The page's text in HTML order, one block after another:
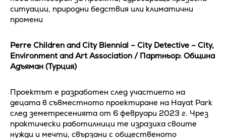
ситуации, природни бедствия или климатични
промени
Perre Children and City Biennial – City Detective – City,
Environment and Art Association / Партньор: Община
Адъяман (Турция)
Проектът е разработен след участието на
децата в съвместното проектиране на Hayat Park
след земетресенията от 6 февруари 2023 г. Чрез
практически работилници те изразиха своите
нужди и мечти, свързани с общественото